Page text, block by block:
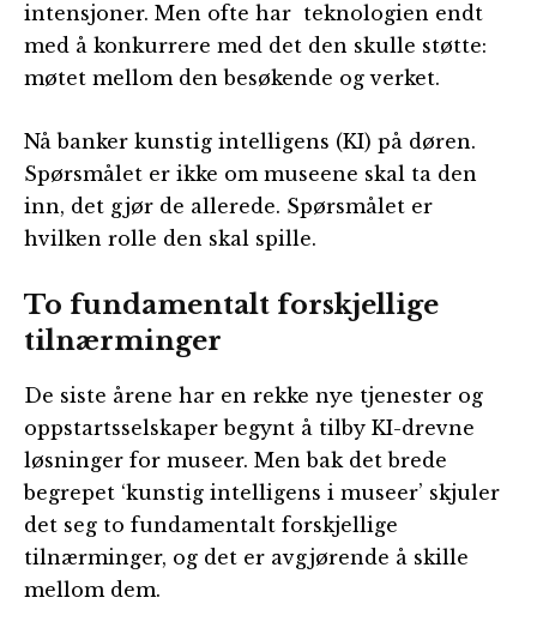
intensjoner. Men ofte har teknologien endt
med å konkurrere med det den skulle støtte:
møtet mellom den besøkende og verket.
Nå banker kunstig intelligens (KI) på døren.
Spørsmålet er ikke om museene skal ta den
inn, det gjør de allerede. Spørsmålet er
hvilken rolle den skal spille.
To fundamentalt forskjellige
tilnærminger
De siste årene har en rekke nye tjenester og
oppstartsselskaper begynt å tilby KI-drevne
løsninger for museer. Men bak det brede
begrepet ‘kunstig intelligens i museer’ skjuler
det seg to fundamentalt forskjellige
tilnærminger, og det er avgjørende å skille
mellom dem.